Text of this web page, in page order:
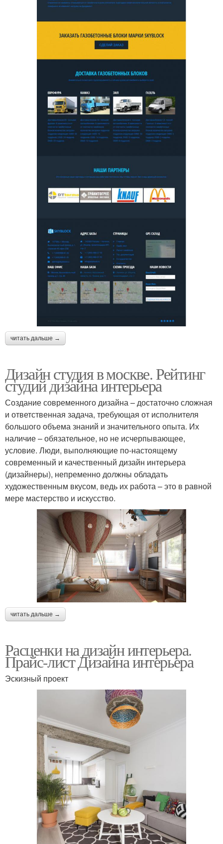
читать дальше →
Дизайн студия в москве. Рейтинг
студий дизайна интерьера
Создание современного дизайна – достаточно сложная
и ответственная задача, требующая от исполнителя
большого объема знаний и значительного опыта. Их
наличие – обязательное, но не исчерпывающее,
условие. Люди, выполняющие по-настоящему
современный и качественный дизайн интерьера
(дизайнеры), непременно должны обладать
художественным вкусом, ведь их работа – это в равной
мере мастерство и искусство.
читать дальше →
Расценки на дизайн интерьера.
Прайс-лист Дизайна интерьера
Эскизный проект